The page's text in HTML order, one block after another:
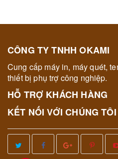
CÔNG TY TNHH OKAMI
Cung cấp máy in, máy quét,
thiết bị phụ trợ công nghiệp.
HỖ TRỢ KHÁCH HÀNG
KẾT NỐI VỚI CHÚNG TÔI